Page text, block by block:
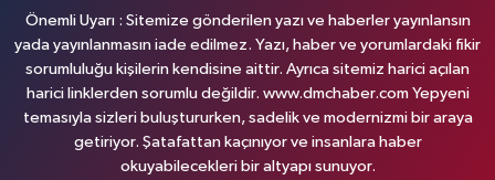
Önemli Uyarı : Sitemize gönderilen yazı ve haberler yayınlansın
yada yayınlanmasın iade edilmez. Yazı, haber ve yorumlardaki fikir
sorumluluğu kişilerin kendisine aittir. Ayrıca sitemiz harici açılan
harici linklerden sorumlu değildir. www.dmchaber.com Yepyeni
temasıyla sizleri buluştururken, sadelik ve modernizmi bir araya
getiriyor. Şatafattan kaçınıyor ve insanlara haber
okuyabilecekleri bir altyapı sunuyor.